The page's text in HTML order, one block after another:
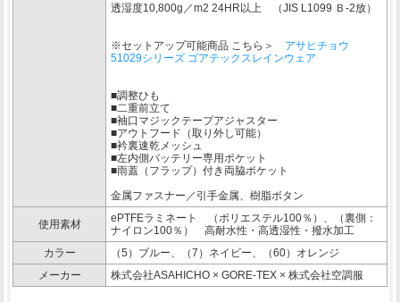
透湿度10,800g／m2 24HR以上 （JIS L1099 Ｂ-2放）
※セットアップ可能商品 こちら＞ アサヒチョウ
51029シリーズ ゴアテックスレインウェア
■調整ひも
■二重前立て
■袖口マジックテープアジャスター
■アウトフード（取り外し可能）
■衿裏速乾メッシュ
■左内側バッテリー専用ポケット
■雨蓋（フラップ）付き両脇ポケット
金属ファスナー／引手金属、樹脂ボタン
使用素材
ePTFEラミネート （ポリエステル100％）、（裏側：
ナイロン100％） 高耐水性・高透湿性・撥水加工
カラー
（5）ブルー、（7）ネイビー、（60）オレンジ
メーカー
株式会社ASAHICHO × GORE-TEX × 株式会社空調服